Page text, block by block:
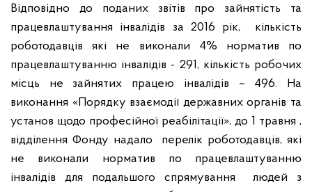
Відповідно до поданих звітів про зайнятість та
працевлаштування інвалідів за 2016 рік,
кількість
роботодавців які не виконали 4% норматив по
працевлаштуванню інвалідів - 291, кількість робочих
місць не зайнятих працею інвалідів – 496. На
виконання «Порядку взаємодії державних органів та
установ щодо професійної реабілітації», до 1 травня ,
відділення Фонду надало
перелік роботодавців, які
не виконали норматив по працевлаштуванню
інвалідів для подальшого спрямування
людей з